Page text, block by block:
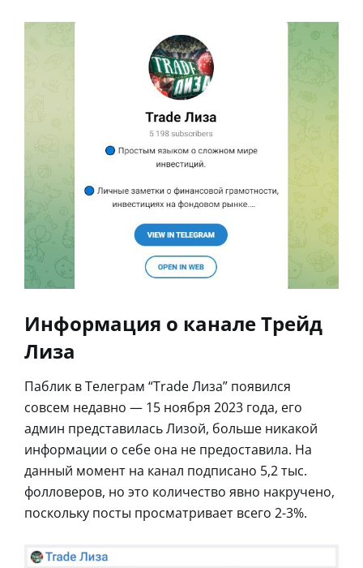
Информация о канале Трейд
Лиза
Паблик в Телеграм “Trade Лиза” появился
совсем недавно — 15 ноября 2023 года, его
админ представилась Лизой, больше никакой
информации о себе она не предоставила. На
данный момент на канал подписано 5,2 тыс.
фолловеров, но это количество явно накручено,
поскольку посты просматривает всего 2-3%.